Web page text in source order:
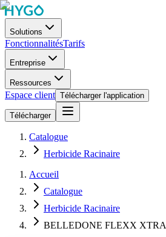
Solutions
FonctionnalitésTarifs
Entreprise
Ressources
Espace client Télécharger l'application
Télécharger
Catalogue
Herbicide Racinaire
Accueil
Catalogue
Herbicide Racinaire
BELLEDONE FLEXX XTRA